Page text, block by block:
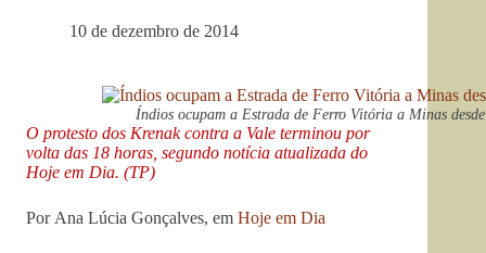
10 de dezembro de 2014
Índios ocupam a Estrada de Ferro Vitória a Minas
O protesto dos Krenak contra a Vale terminou por
volta das 18 horas, segundo notícia atualizada do
Hoje em Dia. (TP)
Por Ana Lúcia Gonçalves, em Hoje em Dia